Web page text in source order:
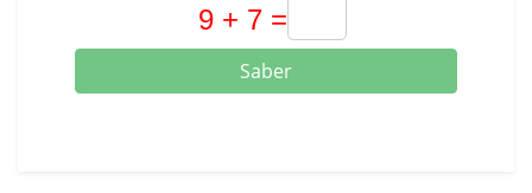
Saber